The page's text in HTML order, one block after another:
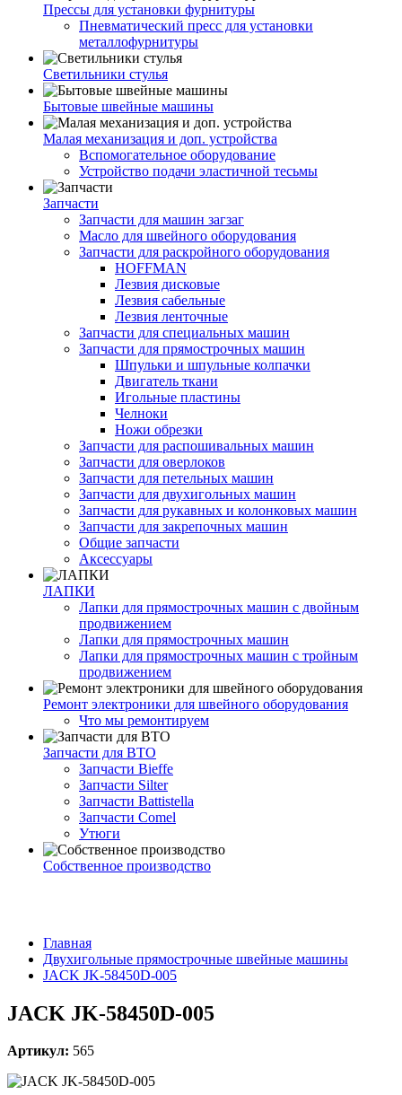
Прессы для установки фурнитуры
Пневматический пресс для установки
металлофурнитуры
Светильники стулья
Бытовые швейные машины
Малая механизация и доп. устройства
Вспомогательное оборудование
Устройство подачи эластичной тесьмы
Запчасти
Запчасти для машин загзаг
Масло для швейного оборудования
Запчасти для раскройного оборудования
HOFFMAN
Лезвия дисковые
Лезвия сабельные
Лезвия ленточные
Запчасти для специальных машин
Запчасти для прямострочных машин
Шпульки и шпульные колпачки
Двигатель ткани
Игольные пластины
Челноки
Ножи обрезки
Запчасти для распошивальных машин
Запчасти для оверлоков
Запчасти для петельных машин
Запчасти для двухигольных машин
Запчасти для рукавных и колонковых машин
Запчасти для закрепочных машин
Общие запчасти
Аксессуары
ЛАПКИ
Лапки для прямострочных машин с двойным
продвижением
Лапки для прямострочных машин
Лапки для прямострочных машин с тройным
продвижением
Ремонт электроники для швейного оборудования
Что мы ремонтируем
Запчасти для ВТО
Запчасти Bieffe
Запчасти Silter
Запчасти Battistella
Запчасти Comel
Утюги
Собственное производство
Главная
Двухигольные прямострочные швейные машины
JACK JK-58450D-005
JACK JK-58450D-005
Артикул: 565